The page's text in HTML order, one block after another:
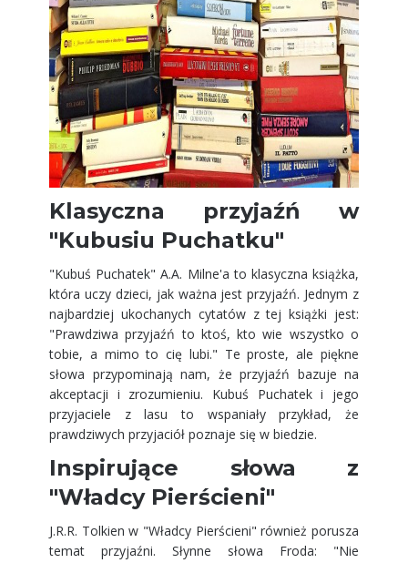
Klasyczna przyjaźń w
"Kubusiu Puchatku"
"Kubuś Puchatek" A.A. Milne'a to klasyczna książka,
która uczy dzieci, jak ważna jest przyjaźń. Jednym z
najbardziej ukochanych cytatów z tej książki jest:
"Prawdziwa przyjaźń to ktoś, kto wie wszystko o
tobie, a mimo to cię lubi." Te proste, ale piękne
słowa przypominają nam, że przyjaźń bazuje na
akceptacji i zrozumieniu. Kubuś Puchatek i jego
przyjaciele z lasu to wspaniały przykład, że
prawdziwych przyjaciół poznaje się w biedzie.
Inspirujące słowa z
"Władcy Pierścieni"
J.R.R. Tolkien w "Władcy Pierścieni" również porusza
temat przyjaźni. Słynne słowa Froda: "Nie